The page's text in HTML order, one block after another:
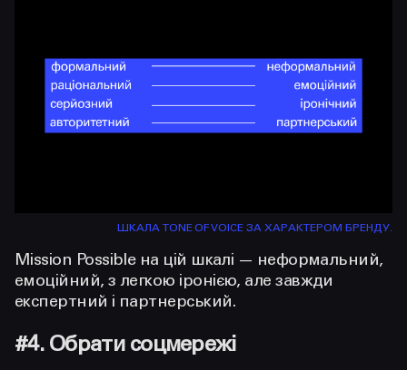
ШКАЛА TONE OF VOICE ЗА ХАРАКТЕРОМ БРЕНДУ.
Mission Possible на цій шкалі — неформальний,
емоційний, з легкою іронією, але завжди
експертний і партнерський.
#4. Обрати соцмережі